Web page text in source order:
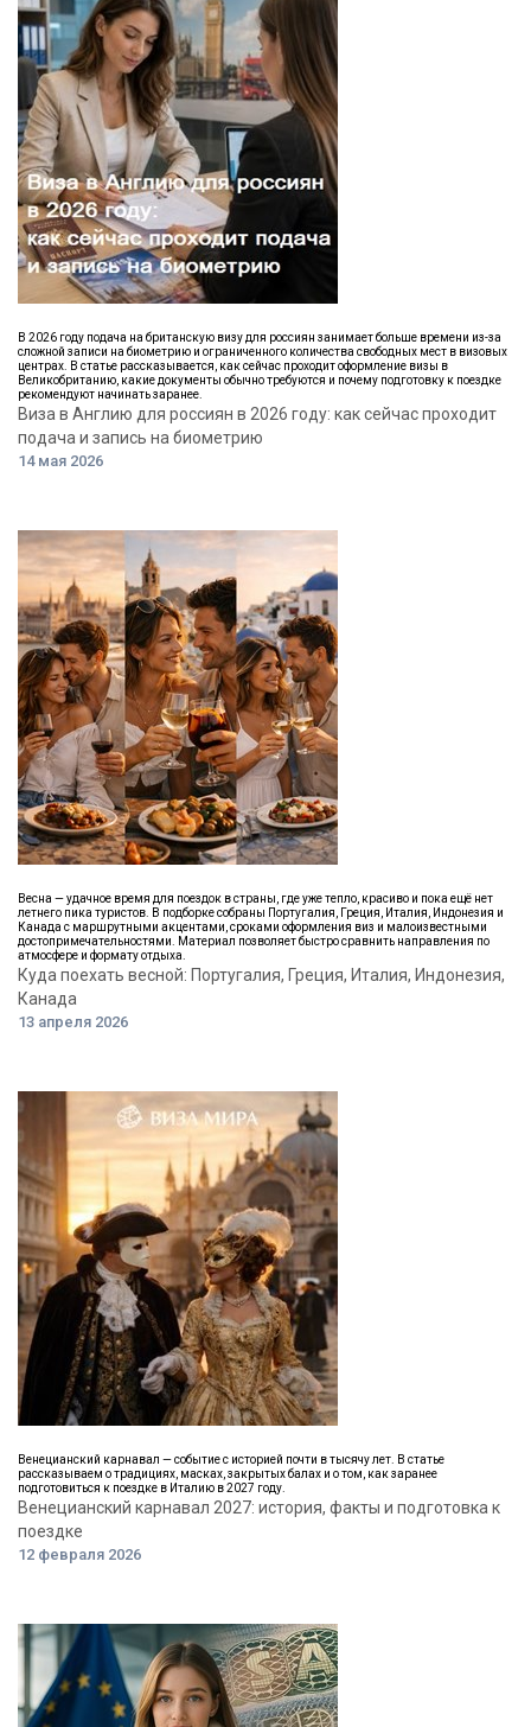
В 2026 году подача на британскую визу для россиян занимает больше времени из-за
сложной записи на биометрию и ограниченного количества свободных мест в визовых
центрах. В статье рассказывается, как сейчас проходит оформление визы в
Великобританию, какие документы обычно требуются и почему подготовку к поездке
рекомендуют начинать заранее.
Виза в Англию для россиян в 2026 году: как сейчас проходит
подача и запись на биометрию
14 мая 2026
Весна — удачное время для поездок в страны, где уже тепло, красиво и пока ещё нет
летнего пика туристов. В подборке собраны Португалия, Греция, Италия, Индонезия и
Канада с маршрутными акцентами, сроками оформления виз и малоизвестными
достопримечательностями. Материал позволяет быстро сравнить направления по
атмосфере и формату отдыха.
Куда поехать весной: Португалия, Греция, Италия, Индонезия,
Канада
13 апреля 2026
Венецианский карнавал — событие с историей почти в тысячу лет. В статье
рассказываем о традициях, масках, закрытых балах и о том, как заранее
подготовиться к поездке в Италию в 2027 году.
Венецианский карнавал 2027: история, факты и подготовка к
поездке
12 февраля 2026